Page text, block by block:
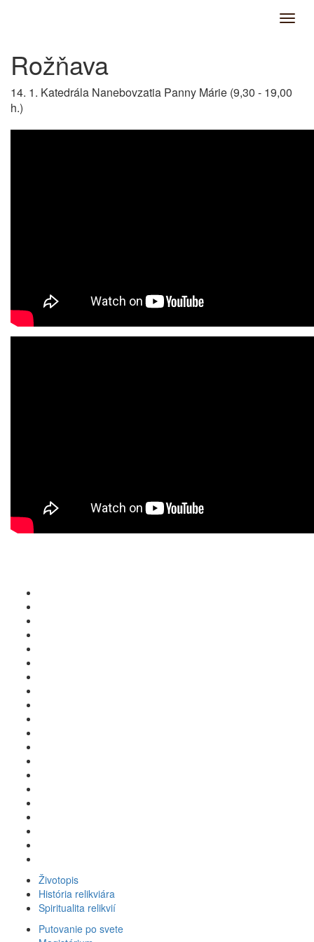
Rožňava
14. 1. Katedrála Nanebovzatia Panny Márie (9,30 - 19,00
h.)
Životopis
História relikviára
Spiritualita relikvií
Putovanie po svete